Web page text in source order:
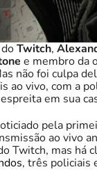
Twitch,
e membro da
não foi culpa
​​ao vivo, com a
em sua
pela
ao vivo
Twitch, mas há
, três policiais